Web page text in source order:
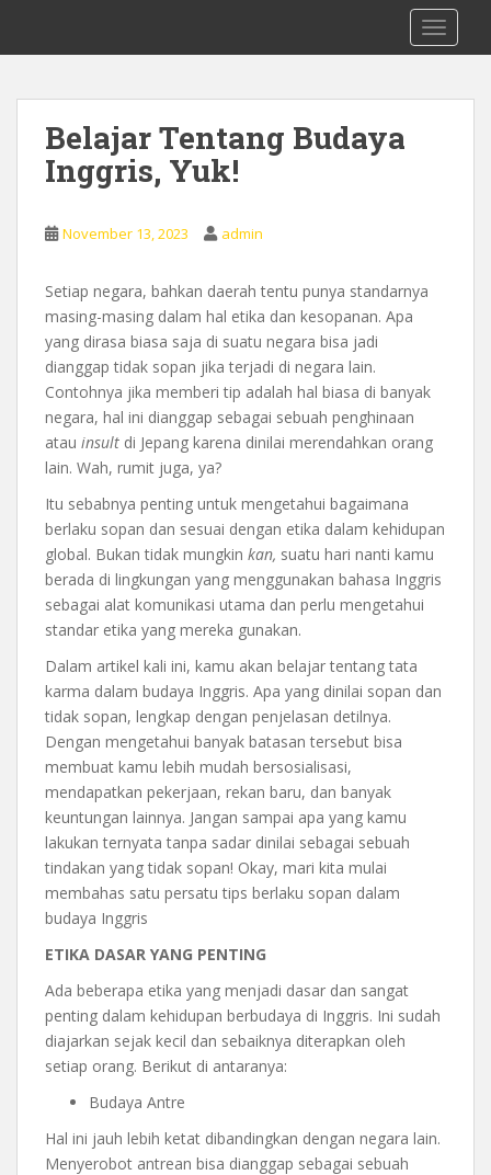
i
0878 8705 9305 Kursus Bahasa Inggis
dari Dasar Untuk Pemula Mataram
Belajar Tentang Budaya
Inggris, Yuk!
November 13, 2023 admin
Setiap negara, bahkan daerah tentu punya standarnya
masing-masing dalam hal etika dan kesopanan. Apa
yang dirasa biasa saja di suatu negara bisa jadi
dianggap tidak sopan jika terjadi di negara lain.
Contohnya jika memberi tip adalah hal biasa di banyak
negara, hal ini dianggap sebagai sebuah penghinaan
atau insult di Jepang karena dinilai merendahkan orang
lain. Wah, rumit juga, ya?
Itu sebabnya penting untuk mengetahui bagaimana
berlaku sopan dan sesuai dengan etika dalam kehidupan
global. Bukan tidak mungkin kan, suatu hari nanti kamu
berada di lingkungan yang menggunakan bahasa Inggris
sebagai alat komunikasi utama dan perlu mengetahui
standar etika yang mereka gunakan.
Dalam artikel kali ini, kamu akan belajar tentang tata
karma dalam budaya Inggris. Apa yang dinilai sopan dan
tidak sopan, lengkap dengan penjelasan detilnya.
Dengan mengetahui banyak batasan tersebut bisa
membuat kamu lebih mudah bersosialisasi,
mendapatkan pekerjaan, rekan baru, dan banyak
keuntungan lainnya. Jangan sampai apa yang kamu
lakukan ternyata tanpa sadar dinilai sebagai sebuah
tindakan yang tidak sopan! Okay, mari kita mulai
membahas satu persatu tips berlaku sopan dalam
budaya Inggris
ETIKA DASAR YANG PENTING
Ada beberapa etika yang menjadi dasar dan sangat
penting dalam kehidupan berbudaya di Inggris. Ini sudah
diajarkan sejak kecil dan sebaiknya diterapkan oleh
setiap orang. Berikut di antaranya:
Budaya Antre
Hal ini jauh lebih ketat dibandingkan dengan negara lain.
Menyerobot antrean bisa dianggap sebagai sebuah